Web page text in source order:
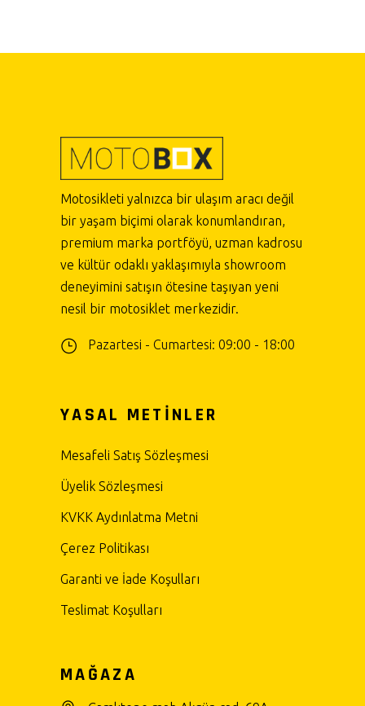
Motosikleti yalnızca bir ulaşım aracı değil
bir yaşam biçimi olarak konumlandıran,
premium marka portföyü, uzman kadrosu
ve kültür odaklı yaklaşımıyla showroom
deneyimini satışın ötesine taşıyan yeni
nesil bir motosiklet merkezidir.
Pazartesi - Cumartesi: 09:00 - 18:00
YASAL METİNLER
Mesafeli Satış Sözleşmesi
Üyelik Sözleşmesi
KVKK Aydınlatma Metni
Çerez Politikası
Garanti ve İade Koşulları
Teslimat Koşulları
MAĞAZA